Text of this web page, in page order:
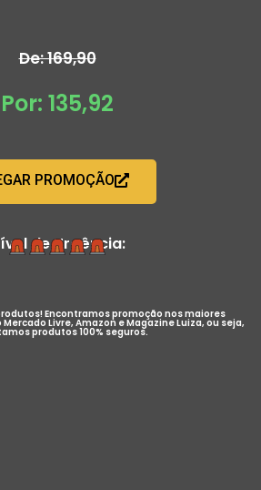
De: 169,90
Por: 135,92
PROMOÇÃO
de Urgência:
Encontramos promoção nos maiores
Livre, Amazon e Magazine Luiza, ou seja,
produtos 100% seguros.